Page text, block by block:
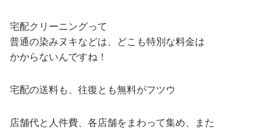
宅配クリーニングって
普通の染みヌキなどは、どこも特別な料金は
かからないんですね！
宅配の送料も、往復とも無料がフツウ
店舗代と人件費、各店舗をまわって集め、また